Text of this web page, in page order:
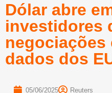
Dólar abre
investidores
negociações
dados dos
05/06/2025 Reuters